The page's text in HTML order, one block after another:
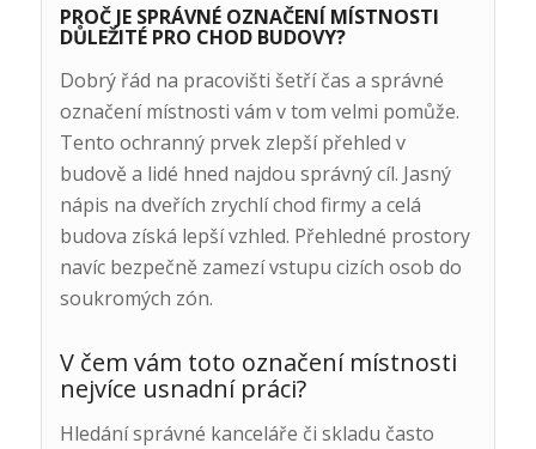
PROČ JE SPRÁVNÉ OZNAČENÍ MÍSTNOSTI
DŮLEŽITÉ PRO CHOD BUDOVY?
Dobrý řád na pracovišti šetří čas a správné
označení místnosti vám v tom velmi pomůže.
Tento ochranný prvek zlepší přehled v
budově a lidé hned najdou správný cíl. Jasný
nápis na dveřích zrychlí chod firmy a celá
budova získá lepší vzhled. Přehledné prostory
navíc bezpečně zamezí vstupu cizích osob do
soukromých zón.
V čem vám toto označení místnosti
nejvíce usnadní práci?
Hledání správné kanceláře či skladu často